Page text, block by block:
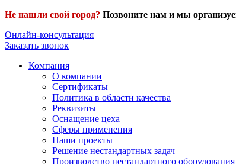
Не нашли свой город? Позвоните нам и мы
Онлайн-консультация
Заказать звонок
Компания
О компании
Сертификаты
Политика в области качества
Реквизиты
Оснащение цеха
Сферы применения
Наши проекты
Решение нестандартных задач
Производство нестандартного оборудования